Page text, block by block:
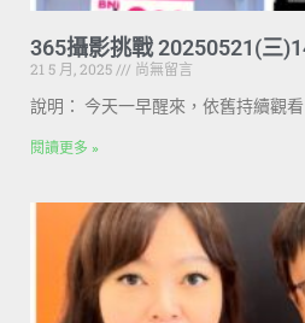
365攝影挑戰 20250521(三
21 5 月, 2025
尚無留言
說明： 今天一早醒來，依舊持續觀
閱讀更多 »